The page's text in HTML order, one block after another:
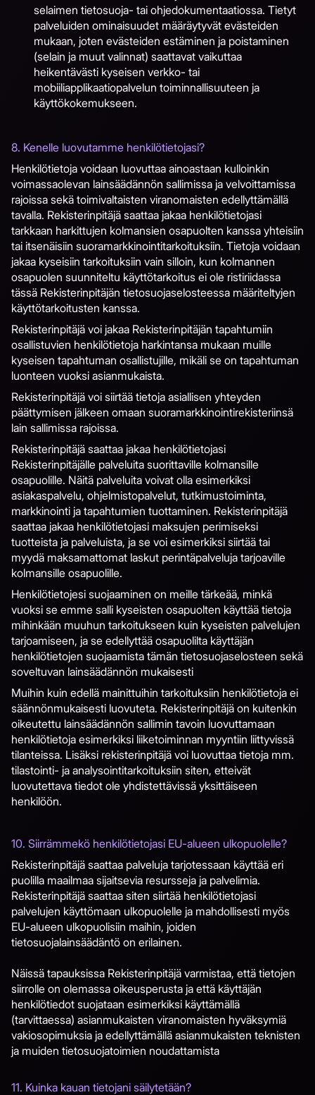
selaimen tietosuoja- tai ohjedokumentaatiossa. Tietyt
palveluiden ominaisuudet määräytyvät evästeiden
mukaan, joten evästeiden estäminen ja poistaminen
(selain ja muut valinnat) saattavat vaikuttaa
heikentävästi kyseisen verkko- tai
mobiiliapplikaatiopalvelun toiminnallisuuteen ja
käyttökokemukseen.​​​​​​​
8. Kenelle luovutamme henkilötietojasi?
Henkilötietoja voidaan luovuttaa ainoastaan kulloinkin
voimassaolevan lainsäädännön sallimissa ja velvoittamissa
rajoissa sekä toimivaltaisten viranomaisten edellyttämällä
tavalla. Rekisterinpitäjä saattaa jakaa henkilötietojasi
tarkkaan harkittujen kolmansien osapuolten kanssa yhteisiin
tai itsenäisiin suoramarkkinointitarkoituksiin. Tietoja voidaan
jakaa kyseisiin tarkoituksiin vain silloin, kun kolmannen
osapuolen suunniteltu käyttötarkoitus ei ole ristiriidassa
tässä Rekisterinpitäjän tietosuojaselosteessa määriteltyjen
käyttötarkoitusten kanssa.
Rekisterinpitäjä voi jakaa Rekisterinpitäjän tapahtumiin
osallistuvien henkilötietoja harkintansa mukaan muille
kyseisen tapahtuman osallistujille, mikäli se on tapahtuman
luonteen vuoksi asianmukaista.
Rekisterinpitäjä voi siirtää tietoja asiallisen yhteyden
päättymisen jälkeen omaan suoramarkkinointirekisteriinsä
lain sallimissa rajoissa.
Rekisterinpitäjä saattaa jakaa henkilötietojasi
Rekisterinpitäjälle palveluita suorittaville kolmansille
osapuolille. Näitä palveluita voivat olla esimerkiksi
asiakaspalvelu, ohjelmistopalvelut, tutkimustoiminta,
markkinointi ja tapahtumien tuottaminen. Rekisterinpitäjä
saattaa jakaa henkilötietojasi maksujen perimiseksi
tuotteista ja palveluista, ja se voi esimerkiksi siirtää tai
myydä maksamattomat laskut perintäpalveluja tarjoaville
kolmansille osapuolille.
Henkilötietojesi suojaaminen on meille tärkeää, minkä
vuoksi se emme salli kyseisten osapuolten käyttää tietoja
mihinkään muuhun tarkoitukseen kuin kyseisten palvelujen
tarjoamiseen, ja se edellyttää osapuolilta käyttäjän
henkilötietojen suojaamista tämän tietosuojaselosteen sekä
soveltuvan lainsäädännön mukaisesti
Muihin kuin edellä mainittuihin tarkoituksiin henkilötietoja ei
säännönmukaisesti luovuteta. Rekisterinpitäjä on kuitenkin
oikeutettu lainsäädännön sallimin tavoin luovuttamaan
henkilötietoja esimerkiksi liiketoiminnan myyntiin liittyvissä
tilanteissa. Lisäksi rekisterinpitäjä voi luovuttaa tietoja mm.
tilastointi- ja analysointitarkoituksiin siten, etteivät
luovutettava tiedot ole yhdistettävissä yksittäiseen
henkilöön.
10. Siirrämmekö henkilötietojasi EU-alueen ulkopuolelle?
Rekisterinpitäjä saattaa palveluja tarjotessaan käyttää eri
puolilla maailmaa sijaitsevia resursseja ja palvelimia.
Rekisterinpitäjä saattaa siten siirtää henkilötietojasi
palvelujen käyttömaan ulkopuolelle ja mahdollisesti myös
EU-alueen ulkopuolisiin maihin, joiden
tietosuojalainsäädäntö on erilainen.
Näissä tapauksissa Rekisterinpitäjä varmistaa, että tietojen
siirrolle on olemassa oikeusperusta ja että käyttäjän
henkilötiedot suojataan esimerkiksi käyttämällä
(tarvittaessa) asianmukaisten viranomaisten hyväksymiä
vakiosopimuksia ja edellyttämällä asianmukaisten teknisten
ja muiden tietosuojatoimien noudattamista
11. Kuinka kauan tietojani säilytetään?